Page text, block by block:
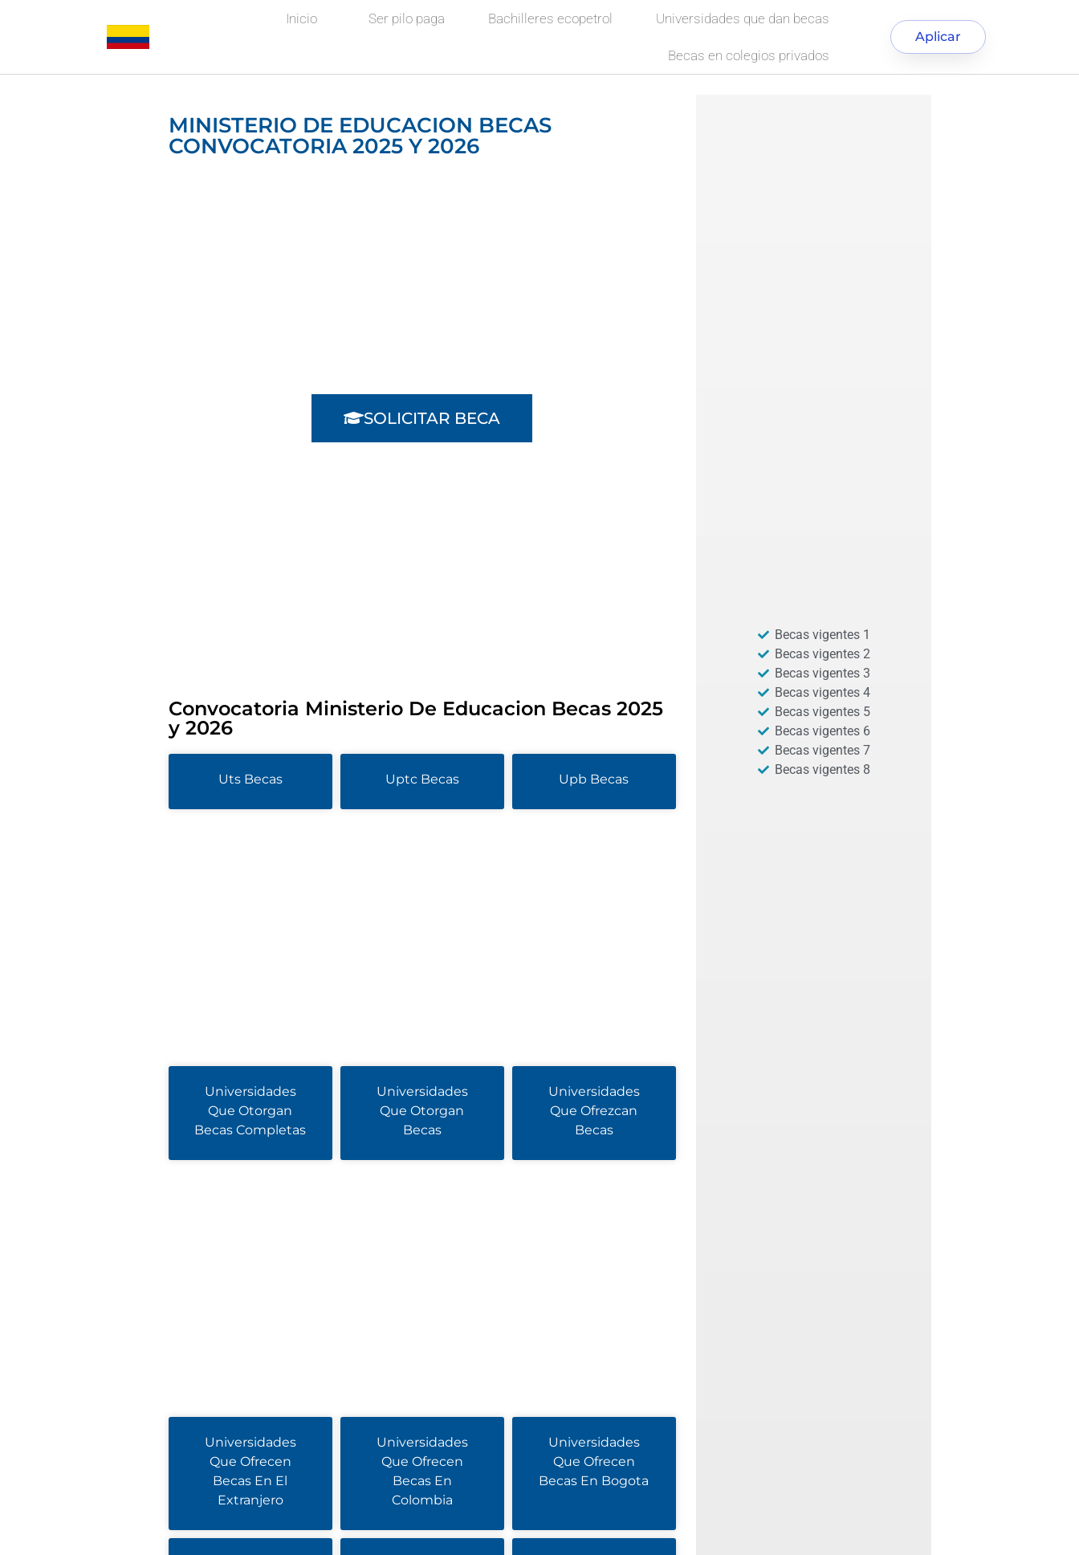
Inicio Ser pilo paga Bachilleres ecopetrol Universidades que dan becas
Becas en colegios privados
Aplicar
MINISTERIO DE EDUCACION BECAS
CONVOCATORIA 2025 Y 2026
SOLICITAR BECA
Convocatoria Ministerio De Educacion Becas 2025
y 2026
Uts Becas Uptc Becas Upb Becas
Universidades
Que Otorgan
Becas Completas
Universidades
Que Otorgan
Becas
Universidades
Que Ofrezcan
Becas
Universidades
Que Ofrecen
Becas En El
Extranjero
Universidades
Que Ofrecen
Becas En
Colombia
Universidades
Que Ofrecen
Becas En Bogota
Becas vigentes 1
Becas vigentes 2
Becas vigentes 3
Becas vigentes 4
Becas vigentes 5
Becas vigentes 6
Becas vigentes 7
Becas vigentes 8